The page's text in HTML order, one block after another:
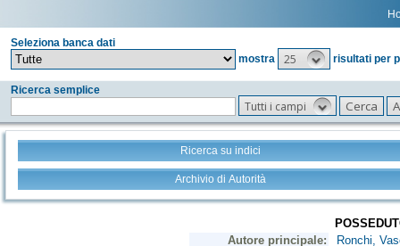
Seleziona banca dati
mostra
25 risultati per
Ricerca semplice
Tutti i campi
Ricerca su indici
Archivio di Autorità